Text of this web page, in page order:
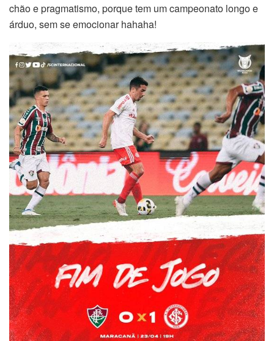
chão e pragmatismo, porque tem um campeonato longo e
árduo, sem se emocionar hahaha!